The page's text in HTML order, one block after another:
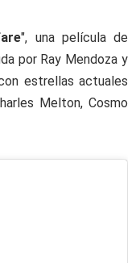
", una película de
por Ray Mendoza y
estrellas actuales
Melton, Cosmo